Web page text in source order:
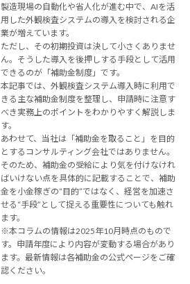
製造現場の自動化や省人化が進む中で、AIを活
用した外観検査システムの導入を検討される企
業が増えています。
ただし、その初期投資は決して小さくありませ
ん。そうした導入を後押しする手段として活用
できるのが「補助金制度」です。
本記事では、外観検査システム導入時に利用で
きる主な補助金制度を整理し、申請時に注意す
べき実務上のポイントをわかりやすく解説しま
す。
あわせて、当社は「補助金を取ること」を目的
とするコンサルティング会社ではありません。
そのため、補助金の受給により気を付けなけれ
ばいけない点を具体的に記載することで、補助
金を小金稼ぎの“目的”ではなく、経営を加速さ
せる“手段”として捉える重要性についても触れ
ます。
※本コラムの情報は2025年10月時点のもので
す。申請年度により内容が変動する場合があり
ます。最新情報は各補助金の公式ページをご確
認ください。